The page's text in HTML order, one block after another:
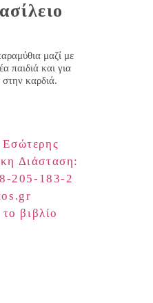
μαζί με
παιδιά και για
καρδιά.